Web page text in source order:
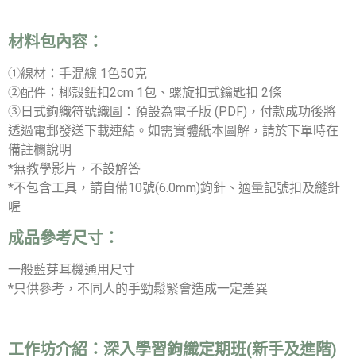
材料包內容：
①線材：手混線 1色50克
②配件：椰殼鈕扣2cm 1包、螺旋扣式鑰匙扣 2條
③日式鉤織符號織圖：預設為電子版 (PDF)，付款成功後將
透過電郵發送下載連結。如需實體紙本圖解，請於下單時在
備註欄說明
*無教學影片，不設解答
*不包含工具，請自備10號(6.0mm)鉤針、適量記號扣及縫針
喔
成品參考尺寸：
一般藍芽耳機通用尺寸
*只供參考，不同人的手勁鬆緊會造成一定差異
工作坊介紹： 深入學習鉤織定期班(新手及進階)